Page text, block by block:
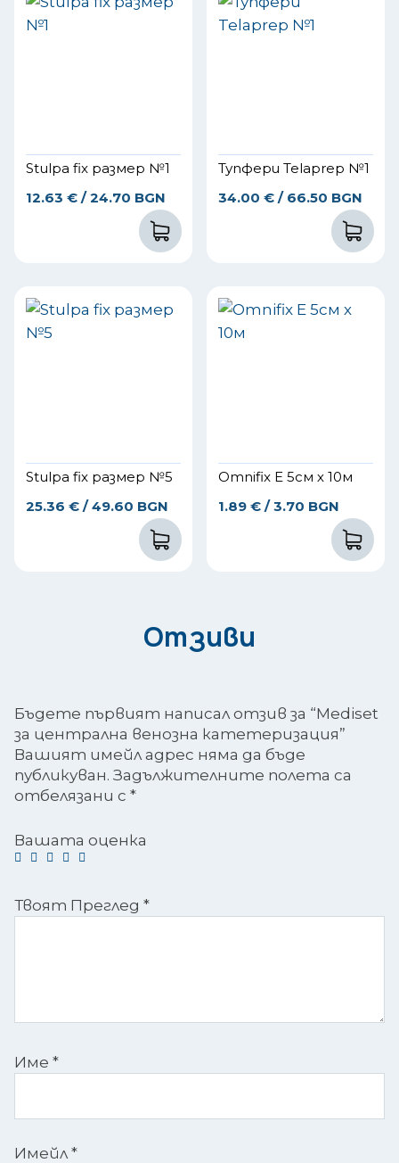
Stulpa fix размер №1
12.63 € / 24.70 BGN
Тупфери Telaprep №1
34.00 € / 66.50 BGN
Stulpa fix размер №5
25.36 € / 49.60 BGN
Omnifix E 5см х 10м
1.89 € / 3.70 BGN
Отзиви
Бъдете първият написал отзив за “Mediset
за централна венозна катетеризация”
Вашият имейл адрес няма да бъде
публикуван. Задължителните полета са
отбелязани с *
Вашата оценка
Твоят Преглед *
Име *
Имейл *